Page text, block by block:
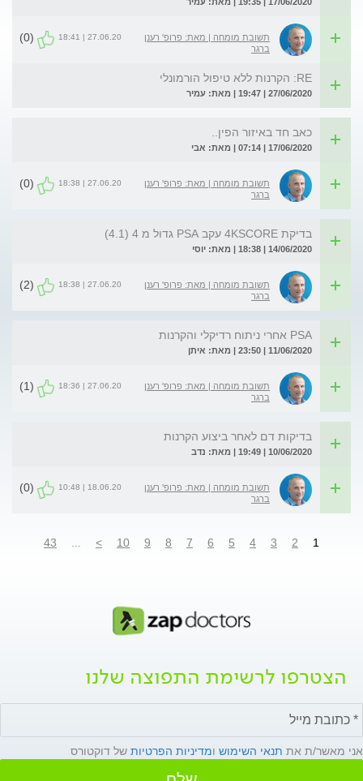
תשובת מומחה | מאת: פרופ' רענן
ברגר
27.06.20 | 18:41
(0)
RE: הקרנות ללא טיפול הורמונלי
27/06/2020 | 19:47 | מאת: עמיר
כאב חד באיזור הפין..
17/06/2020 | 07:14 | מאת: אבי
תשובת מומחה | מאת: פרופ' רענן
ברגר
27.06.20 | 18:38
(0)
בדיקת 4KSCORE עקב PSA גדול מ 4 (4.1)
14/06/2020 | 18:38 | מאת: יוסי
תשובת מומחה | מאת: פרופ' רענן
ברגר
27.06.20 | 18:38
(2)
PSA אחרי ניתוח רדיקלי והקרנות
11/06/2020 | 23:50 | מאת: איתן
תשובת מומחה | מאת: פרופ' רענן
ברגר
27.06.20 | 18:36
(1)
בדיקות דם לאחר ביצוע הקרנות
10/06/2020 | 19:49 | מאת: נדב
תשובת מומחה | מאת: פרופ' רענן
ברגר
18.06.20 | 10:48
(0)
1
2
3
4
5
6
7
8
9
10
>
43
הצטרפו לרשימת התפוצה שלנו
אני מאשר/ת את תנאי השימוש ומדיניות הפרטיות של דוקטורס